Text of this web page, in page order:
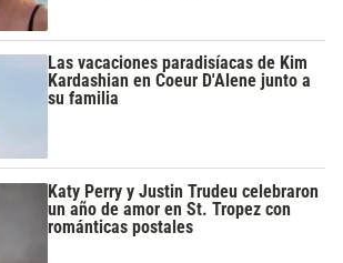
Las vacaciones paradisíacas de Kim
Kardashian en Coeur D'Alene junto a
su familia
Katy Perry y Justin Trudeu celebraron
un año de amor en St. Tropez con
románticas postales